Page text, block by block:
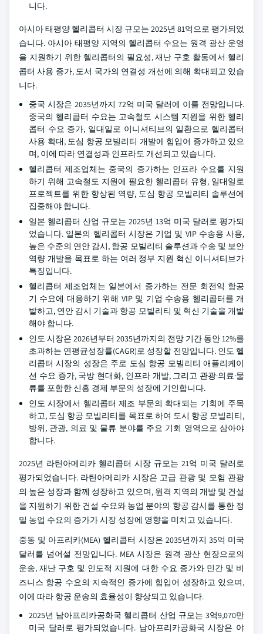
니다.
아시아 태평양 헬리콥터 시장 규모는 2025년 81억으로 평가되었
습니다. 아시아 태평양 지역의 헬리콥터 수요는 원격 광산 운영
을 지원하기 위한 헬리콥터의 필요성, 재난 구호 활동에서 헬리
콥터 사용 증가, 도서 국가의 연결성 개선에 의해 확대되고 있습
니다.
중국 시장은 2035년까지 72억 미국 달러에 이를 전망입니다.
중국의 헬리콥터 수요는 고속철도 시스템 지원을 위한 헬리
콥터 수요 증가, 일대일로 이니셔티브의 일환으로 헬리콥터
사용 확대, 도심 항공 모빌리티 개발에 힘입어 증가하고 있으
며, 이에 따라 연결성과 인프라도 개선되고 있습니다.
헬리콥터 제조업체는 중국의 증가하는 인프라 수요를 지원
하기 위해 고속철도 지원에 필요한 헬리콥터 유형, 일대일로
프로젝트를 위한 향상된 역량, 도심 항공 모빌리티 솔루션에
집중해야 합니다.
일본 헬리콥터 산업 규모는 2025년 13억 미국 달러로 평가되
었습니다. 일본의 헬리콥터 시장은 기업 및 VIP 수송용 사용,
높은 수준의 연안 감시, 항공 모빌리티 솔루션과 수송 및 보안
역량 개발을 목표로 하는 여러 정부 지원 혁신 이니셔티브가
특징입니다.
헬리콥터 제조업체는 일본에서 증가하는 전문 회전익 항공
기 수요에 대응하기 위해 VIP 및 기업 수송용 헬리콥터를 개
발하고, 연안 감시 기술과 항공 모빌리티 및 혁신 기술을 개발
해야 합니다.
인도 시장은 2026년부터 2035년까지의 전망 기간 동안 12%를
초과하는 연평균성장률(CAGR)로 성장할 전망입니다. 인도 헬
리콥터 시장의 성장은 주로 도심 항공 모빌리티 애플리케이
션 수요 증가, 국방 현대화, 인프라 개발, 그리고 관광·의료·물
류를 포함한 신흥 경제 부문의 성장에 기인합니다.
인도 시장에서 헬리콥터 제조 부문의 확대되는 기회에 주목
하고, 도심 항공 모빌리티를 목표로 하여 도시 항공 모빌리티,
방위, 관광, 의료 및 물류 분야를 주요 기회 영역으로 삼아야
합니다.
2025년 라틴아메리카 헬리콥터 시장 규모는 21억 미국 달러로
평가되었습니다. 라틴아메리카 시장은 고급 관광 및 모험 관광
의 높은 성장과 함께 성장하고 있으며, 원격 지역의 개발 및 건설
을 지원하기 위한 건설 수요와 농업 분야의 항공 감시를 통한 정
밀 농업 수요의 증가가 시장 성장에 영향을 미치고 있습니다.
중동 및 아프리카(MEA) 헬리콥터 시장은 2035년까지 35억 미국
달러를 넘어설 전망입니다. MEA 시장은 원격 광산 현장으로의
운송, 재난 구호 및 인도적 지원에 대한 수요 증가와 민간 및 비
즈니스 항공 수요의 지속적인 증가에 힘입어 성장하고 있으며,
이에 따라 항공 운송의 효율성이 향상되고 있습니다.
2025년 남아프리카공화국 헬리콥터 산업 규모는 3억9,070만
미국 달러로 평가되었습니다. 남아프리카공화국 시장은 야